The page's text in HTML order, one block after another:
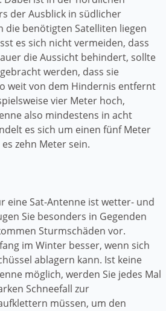
der Ausblick in südlicher
die benötigten Satelliten liegen
es sich nicht vermeiden, dass
die Aussicht behindert, sollte
werden, dass sie
weit von dem Hindernis entfernt
vier Meter hoch,
also mindestens in acht
es sich um einen fünf Meter
zehn Meter sein.
eine Sat-Antenne ist wetter- und
Sie besonders in Gegenden
Sturmschäden vor.
im Winter besser, wenn sich
ablagern kann. Ist keine
möglich, werden Sie jedes Mal
Schneefall zur
müssen, um den